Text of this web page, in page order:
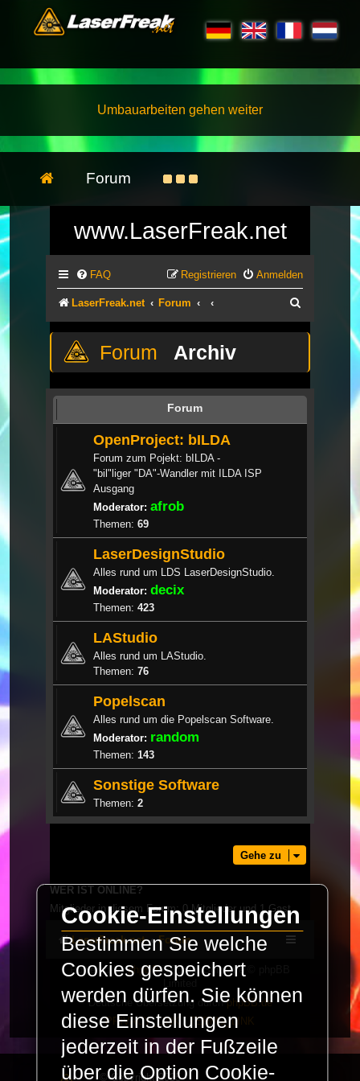
Umbauarbeiten gehen weiter
Forum
www.LaserFreak.net
FAQ Anmelden
Registrieren
LaserFreak.net Forum
Archiv
Forum
OpenProject: bILDA
Forum zum Pojekt: bILDA -
"bil"liger "DA"-Wandler mit ILDA ISP
Ausgang
Moderator: afrob
Themen: 69
LaserDesignStudio
Alles rund um LDS LaserDesignStudio.
Moderator: decix
Themen: 423
LAStudio
Alles rund um LAStudio.
Themen: 76
Popelscan
Alles rund um die Popelscan Software.
Moderator: random
Themen: 143
Sonstige Software
Themen: 2
Gehe zu
WER IST ONLINE?
Mitglieder in diesem Forum: 0 Mitglieder und 1 Gast
LaserFreak.net Forum
Powered byphpBB® Forum Software © phpBB
Limited
Deutsche Übersetzung durchphpBB.de
PRIVACY_LINK
TERMS_LINK
© Copyright 2025 -
Cookie-Einstellungen
Bestimmen Sie welche
Cookies gespeichert
werden dürfen. Sie können
diese Einstellungen
jederzeit in der Fußzeile
über die Option Cookie-